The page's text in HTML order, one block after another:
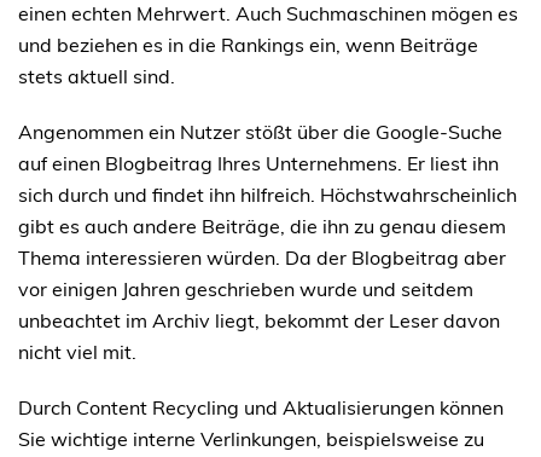
einen echten Mehrwert. Auch Suchmaschinen mögen es
und beziehen es in die Rankings ein, wenn Beiträge
stets aktuell sind.
Angenommen ein Nutzer stößt über die Google-Suche
auf einen Blogbeitrag Ihres Unternehmens. Er liest ihn
sich durch und findet ihn hilfreich. Höchstwahrscheinlich
gibt es auch andere Beiträge, die ihn zu genau diesem
Thema interessieren würden. Da der Blogbeitrag aber
vor einigen Jahren geschrieben wurde und seitdem
unbeachtet im Archiv liegt, bekommt der Leser davon
nicht viel mit.
Durch Content Recycling und Aktualisierungen können
Sie wichtige interne Verlinkungen, beispielsweise zu